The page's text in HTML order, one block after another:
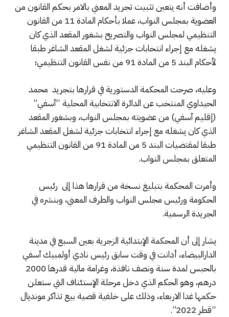
وأضافت أنه يتعين تثبيت تجريد المعني بالامر بحكم القانون من
العضوية بمجلس النواب، عملا بأحكام المادة 11 من القانون
التنظيمي لمجلس النواب والتصريح بشغور المقعد الذي كان
يشغله مع إجراء انتخابات جزئية لشغل المقعد الشاغر طبقا
لأحكام البند 5 من المادة 91 من نفس القانون التنظيمي؛
وعليه، صرحت المحكمة الدستورية في قرارها بتجريد محمد
الحيداوي المنتخب عن الدائرة الانتخابية المحلية “آسفي”
(إقليم آسفي) من عضويته بمجلس النواب، وبشغور المقعد
الذي كان يشغله مع إجراء انتخابات جزئية لشغل المقعد الشاغر
طبقا لمقتضيات البند 5 من المادة 91 من القانون التنظيمي
المتعلق بمجلس النواب.
وأمرت المحكمة بتبليغ نسخة من قرارها هذا إلى رئيس
الحكومة ورئيس مجلس النواب والطرف المعني، وبنشره في
الجريدة الرسمية.
يشار إلى أن المحكمة الإبتدائية الزجرية بعين السبع في مدينة
الدارالبيضاء، أدانت في وقت سابق رئيس نادي أولمبيك آسفي
بالحبس لمدة سنة ونصف نافذة، وغرامة مالية قدرها 2000
درهم، وهو الحكم الذي دخل مرحلة الإستئناف التي ستعلن
حكمها غدا الاربعاء، وذلك على خلفية قضية بيع تذاكر مونديال
“قطر 2022”.